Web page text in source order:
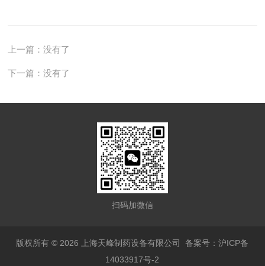
上一篇：没有了
下一篇：没有了
扫码加微信
版权所有 © 2026 上海天峰制药设备有限公司备案号：沪ICP备
14033917号-2